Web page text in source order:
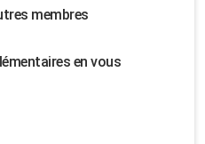
membres
en vous